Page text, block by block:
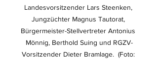
Landesvorsitzender Lars Steenken,
Jungzüchter Magnus Tautorat,
Bürgermeister-Stellvertreter Antonius
Mönnig, Berthold Suing und RGZV-
Vorsitzender Dieter Bramlage.  (Foto: